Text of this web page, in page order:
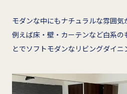
モダンな中にもナチュラルな雰囲気
例えば床・壁・カーテンなど白系
とでソフトモダンなリビングダイニ